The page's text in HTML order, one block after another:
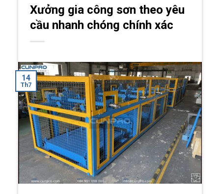
Xưởng gia công sơn theo yêu
cầu nhanh chóng chính xác
14
Th7